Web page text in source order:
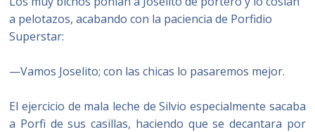
a pelotazos, acabando con la paciencia de Porfidio
Superstar:
—Vamos Joselito; con las chicas lo pasaremos mejor.
El ejercicio de mala leche de Silvio especialmente sacaba
a Porfi de sus casillas, haciendo que se decantara por